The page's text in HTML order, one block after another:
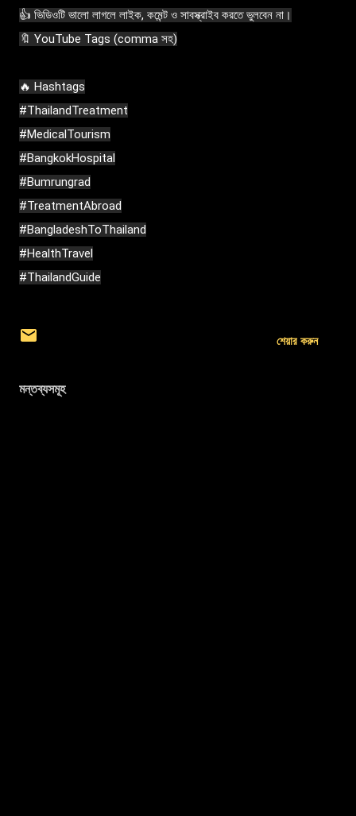
👍 ভিডিওটি ভালো লাগলে লাইক, কমেন্ট ও সাবস্ক্রাইব করতে ভুলবেন না।
🔖 YouTube Tags (comma সহ)
#ThailandTreatment
#MedicalTourism
#BangkokHospital
#Bumrungrad
#TreatmentAbroad
#BangladeshToThailand
#HealthTravel
#ThailandGuide
শেয়ার করুন
মন্তব্যসমূহ